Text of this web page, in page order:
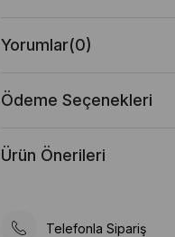
Yorumlar(0)
Ödeme Seçenekleri
Ürün Önerileri
Telefonla Sipariş